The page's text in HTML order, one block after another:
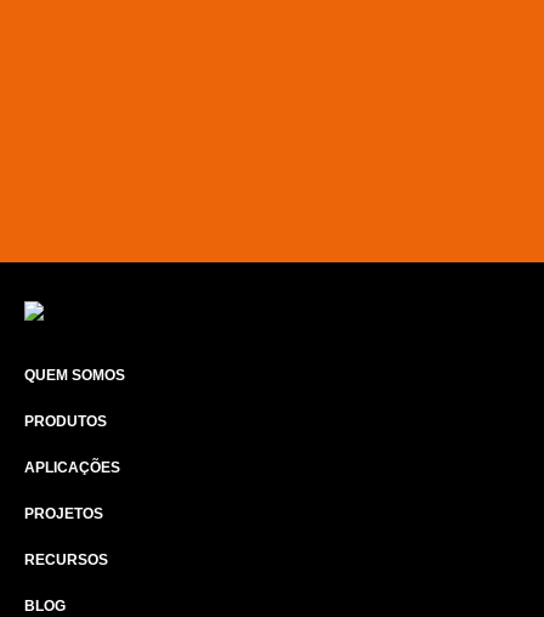
QUEM SOMOS
PRODUTOS
APLICAÇÕES
PROJETOS
RECURSOS
BLOG